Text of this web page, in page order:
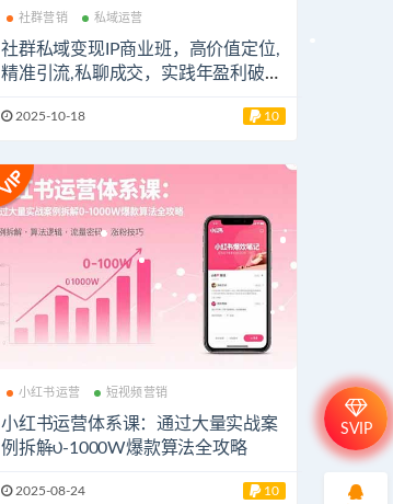
社群营销 私域运营
社群私域变现IP商业班，高价值定位,
精准引流,私聊成交，实践年盈利破百
2025-10-18 10
小红书运营 短视频营销
小红书运营体系课：通过大量实战案
例拆解0-1000W爆款算法全攻略
2025-08-24 10
SVIP